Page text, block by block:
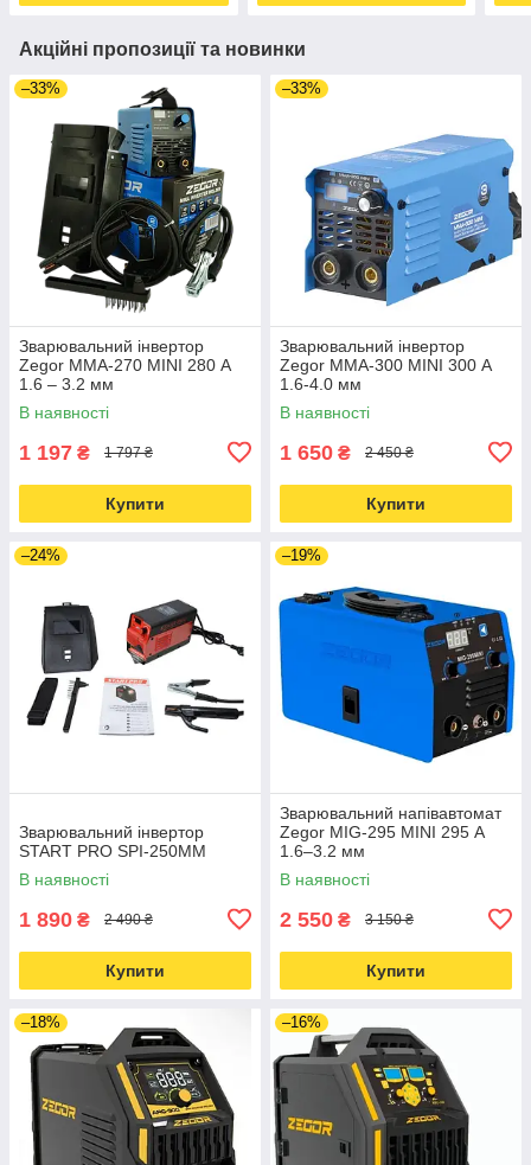
Акційні пропозиції та новинки
–33%
Зварювальний інвертор
Zegor MMA-270 MINI 280 А
1.6 – 3.2 мм
В наявності
1 197 ₴ 1 797 ₴
Купити
–33%
Зварювальний інвертор
Zegor MMA-300 MINI 300 А
1.6-4.0 мм
В наявності
1 650 ₴ 2 450 ₴
Купити
–24%
Зварювальний інвертор
START PRO SPI-250MM
В наявності
1 890 ₴ 2 490 ₴
Купити
–19%
Зварювальний напівавтомат
Zegor MIG-295 MINI 295 А
1.6–3.2 мм
В наявності
2 550 ₴ 3 150 ₴
Купити
–18% –16%